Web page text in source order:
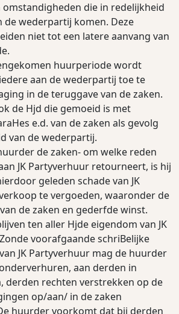
die in redelijkheid
de wederpartij komen. Deze
niet tot een latere aanvang van
huurperiode wordt
aan de wederpartij toe te
in de teruggave van de zaken.
de Hjd die gemoeid is met
e.d. van de zaken als gevolg
van de wederpartij.
de zaken- om welke reden
JK Partyverhuur retourneert, is hij
geleden schade van JK
te vergoeden, waaronder de
de zaken en gederfde winst.
ten aller Hjde eigendom van JK
voorafgaande schriBelijke
JK Partyverhuur mag de huurder
aan derden in
derden rechten verstrekken op de
op/aan/ in de zaken
huurder voorkomt dat bij derden